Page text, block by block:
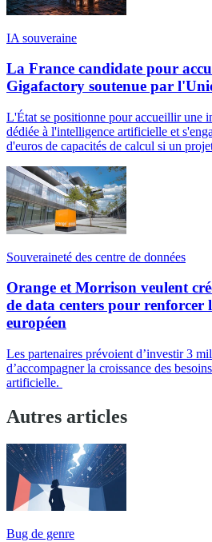
IA souveraine
La France candidate pour
Gigafactory soutenue par
L'État se positionne pour accueillir une
dédiée à l'intelligence artificielle et
d'euros de capacités de calcul si un
Souveraineté des centre de données
Orange et Morrison veulent
de data centers pour renforcer
européen
Les partenaires prévoient d’investir 3
d’accompagner la croissance des
artificielle.
Autres articles
Bug de genre